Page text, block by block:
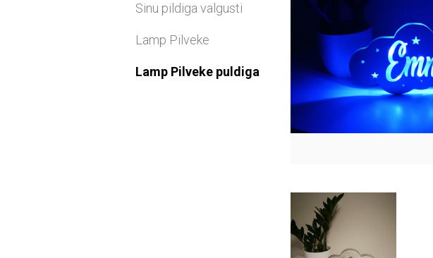
Sinu pildiga valgusti
Lamp Pilveke
Lamp Pilveke puldiga